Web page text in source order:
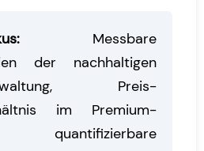
Messbare
der nachhaltigen
Preis-
im Premium-